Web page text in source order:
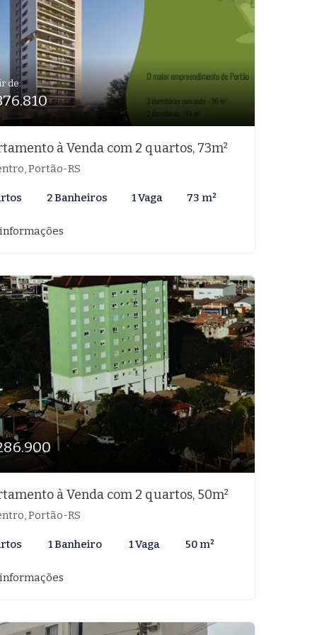
de:
à Venda com 2 quartos, 73m²
Portão-RS
2 Banheiros 1 Vaga 73 m²
à Venda com 2 quartos, 50m²
Portão-RS
1 Banheiro 1 Vaga 50 m²